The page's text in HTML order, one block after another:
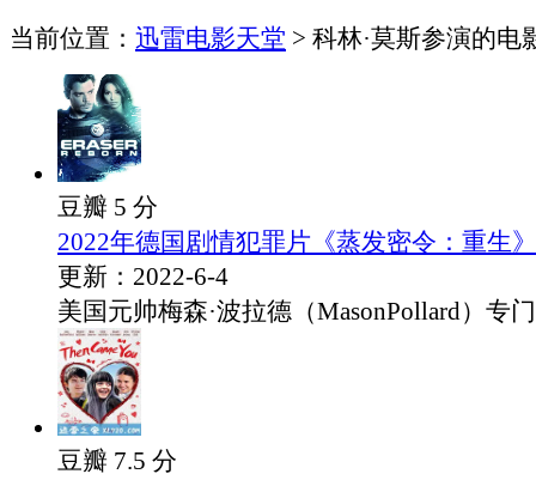
当前位置： 迅雷电影天堂 > 科林·莫斯参演的电
豆瓣 5 分
2022年德国剧情犯罪片《蒸发密令：重生
更新：2022-6-4
美国元帅梅森·波拉德（MasonPollard）专
豆瓣 7.5 分